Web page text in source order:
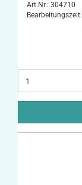
Art.Nr.: 304710
Bearbeitungszeit: